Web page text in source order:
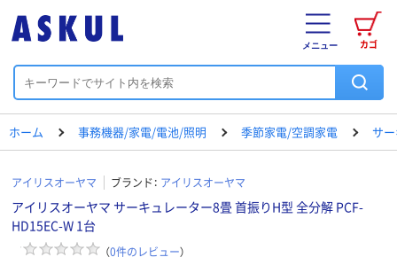
カゴ
メニュー
ホーム 事務機器/家電/電池/照明 季節家電/空調家電 サ
アイリスオーヤマ ブランド： アイリスオーヤマ
アイリスオーヤマ サーキュレーター8畳 首振りH型 全分解 PCF-
HD15EC-W 1台
（0件のレビュー）